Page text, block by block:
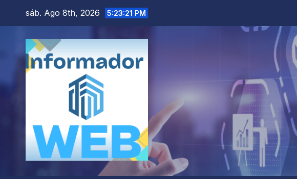
contenido
sáb. Ago 8th, 2026 5:23:22 PM